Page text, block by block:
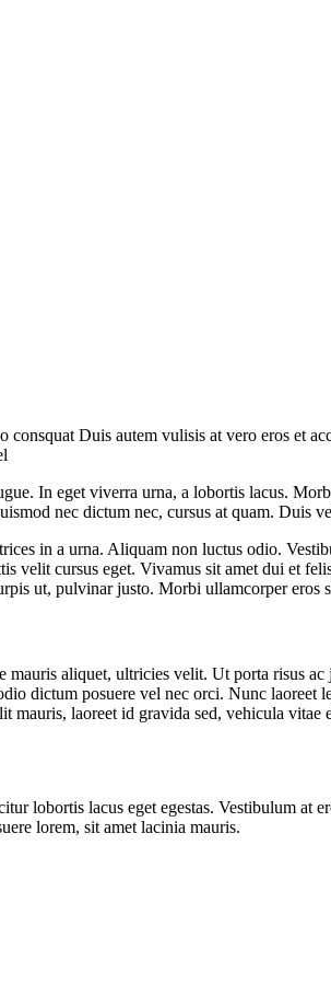
Duis autem vulisis at vero eros et
In eget viverra urna, a lobortis lacus.
nec dictum nec, cursus at quam. Duis
in a urna. Aliquam non luctus odio.
velit cursus eget. Vivamus sit amet dui et
ut, pulvinar justo. Morbi ullamcorper eros
aliquet, ultricies velit. Ut porta risus
dictum posuere vel nec orci. Nunc
laoreet id gravida sed, vehicula
lobortis lacus eget egestas. Vestibulum
lorem, sit amet lacinia mauris.